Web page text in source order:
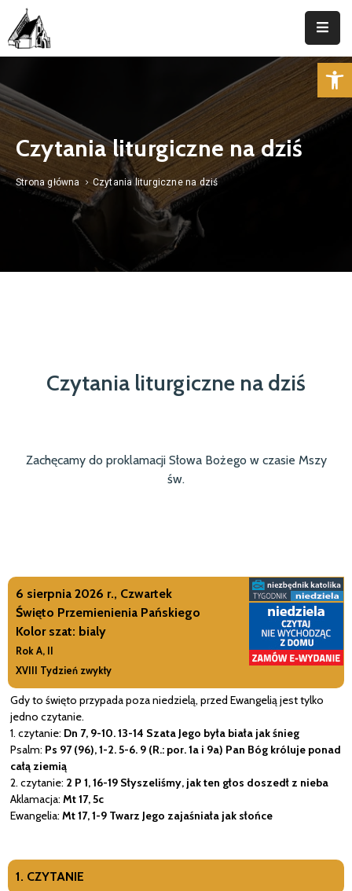
Główna
Parafia
Duszpasterstwo
Aktualności
Czytania liturgiczne na dziś
Strona główna Czytania liturgiczne na dziś
Czytania liturgiczne na dziś
Zachęcamy do proklamacji Słowa Bożego w czasie Mszy
św.
6 sierpnia 2026 r., Czwartek
Święto Przemienienia Pańskiego
Kolor szat: bialy
Rok A, II
XVIII Tydzień zwykły
Gdy to święto przypada poza niedzielą, przed Ewangelią jest tylko
jedno czytanie.
1. czytanie: Dn 7, 9-10. 13-14 Szata Jego była biała jak śnieg
Psalm: Ps 97 (96), 1-2. 5-6. 9 (R.: por. 1a i 9a) Pan Bóg króluje ponad
całą ziemią
2. czytanie: 2 P 1, 16-19 Słyszeliśmy, jak ten głos doszedł z nieba
Aklamacja: Mt 17, 5c
Ewangelia: Mt 17, 1-9 Twarz Jego zajaśniała jak słońce
1. CZYTANIE